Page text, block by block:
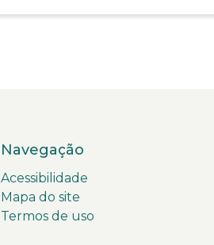
Navegação
Acessibilidade
Mapa do site
Termos de uso